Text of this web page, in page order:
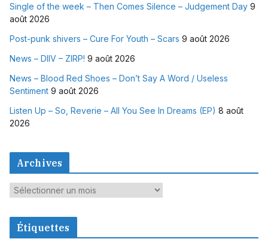
Single of the week – Then Comes Silence – Judgement Day 9
août 2026
Post-punk shivers – Cure For Youth – Scars 9 août 2026
News – DIIV – ZIRP! 9 août 2026
News – Blood Red Shoes – Don’t Say A Word / Useless
Sentiment 9 août 2026
Listen Up – So, Reverie – All You See In Dreams (EP) 8 août
2026
Archives
A
c
Étiquettes